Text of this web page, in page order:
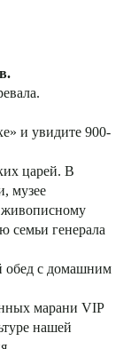
и увидите 900-
царей. В
музее
живописному
семьи генерала
обед с домашним
марани VIP
нашей